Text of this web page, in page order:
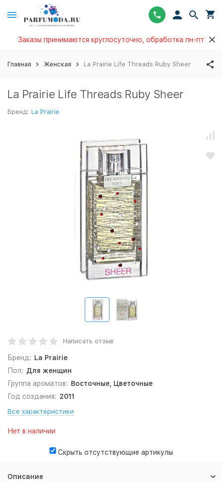
Заказы принимаются круглосуточно, обработка пн-пт
Главная Женская La Prairie Life Threads Ruby Sheer
La Prairie Life Threads Ruby Sheer
Бренд: La Prairie
Написать отзыв
Бренд: La Prairie
Пол: Для женщин
Группа ароматов: Восточные, Цветочные
Год создания: 2011
Все характеристики
Нет в наличии
Скрыть отсутствующие артикулы
Описание